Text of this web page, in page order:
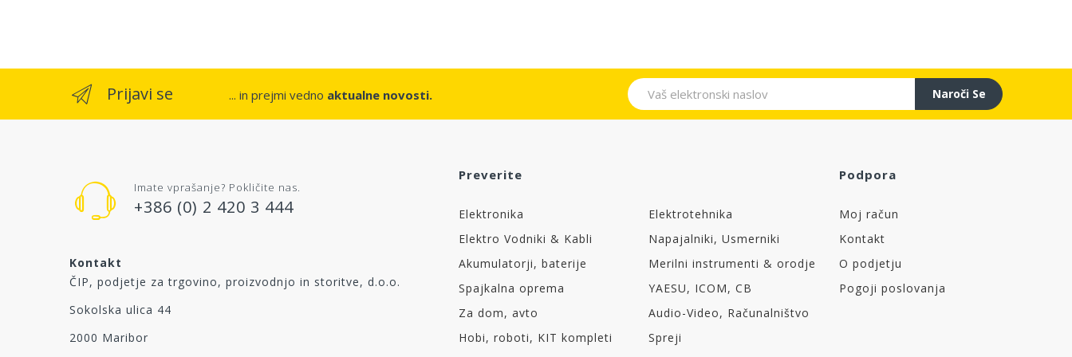
Prijavi se ... in prejmi vedno aktualne novosti. Naroči Se
Imate vprašanje? Pokličite nas.
+386 (0) 2 420 3 444
Kontakt
ČIP, podjetje za trgovino, proizvodnjo in storitve, d.o.o.
Sokolska ulica 44
2000 Maribor
Preverite
Elektronika
Elektrotehnika
Elektro Vodniki & Kabli
Napajalniki, Usmerniki
Akumulatorji, baterije
Merilni instrumenti & orodje
Spajkalna oprema
YAESU, ICOM, CB
Za dom, avto
Audio-Video, Računalništvo
Hobi, roboti, KIT kompleti
Spreji
Podpora
Moj račun
Kontakt
O podjetju
Pogoji poslovanja